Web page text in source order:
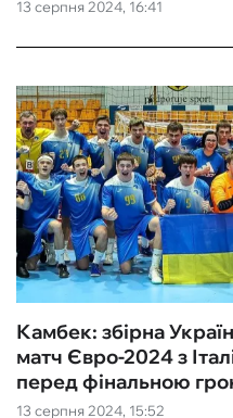
13 серпня 2024, 16:41
13 серпня 2024, 15:52
Камбек: збірна
матч Євро-2024 з
перед фінальною